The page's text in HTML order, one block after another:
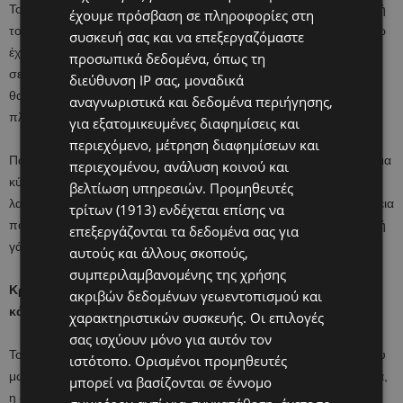
Το ραπανάκι που βρίσκεται την άνοιξη και το καλοκαίρι στην εποχή
του, είναι πλούσιο σε βιταμίνη C που δυναμώνει το μωρό σας, ενώ
έχει περιεκτικότητα και σε ασβέστιο, νάτριο, κάλιο, φώσφορο,
σελήνιο κ.ά. Δοκιμάστε να φτιάξετε στο μωρό σας έναν πουρέ που
θα συνδυάζει τα οφέλη του με αυτά του καρότου, το οποίο είναι
πλούσιο σε βιταμίνη A.
Πώς θα τοv φτιάξετε: Ξεφλουδίστε το καρότο και κόψτε το σε σχήμα
κύβου. Κάντε το ίδιο και με το ραπανάκι σας. Βράστε και τα δυο
λαχανικά μαζί μέχρι να γίνουν πιο τρυφερά και κάντε τα στη συνέχεια
πουρέ με το μπλέντερ, προσθέτοντας στο μείγμα βρασμένο νερό ή
γάλα και λίγες σταγόνες χυμό λεμονιού
Κρεατοχορτόσουπα με μελιτζάνα για πρωτεΐνη, ασβέστιο,
κάλιο και σίδηρο
Το κρέας σε αυτή την ηλικία είναι απαραίτητο για την ανάπτυξη του
μωρού σας. Γιατί, όμως, να μην του προσθέσετε και λίγη μελιτζάνα,
η οποία βρίσκεται στα… πάνω της εν μέσω καλοκαιριού; Με
έχουμε πρόσβαση σε πληροφορίες στη
συσκευή σας και να επεξεργαζόμαστε
προσωπικά δεδομένα, όπως τη
διεύθυνση IP σας, μοναδικά
αναγνωριστικά και δεδομένα περιήγησης,
για εξατομικευμένες διαφημίσεις και
περιεχόμενο, μέτρηση διαφημίσεων και
περιεχομένου, ανάλυση κοινού και
βελτίωση υπηρεσιών. Προμηθευτές
τρίτων (1913) ενδέχεται επίσης να
επεξεργάζονται τα δεδομένα σας για
αυτούς και άλλους σκοπούς,
συμπεριλαμβανομένης της χρήσης
ακριβών δεδομένων γεωεντοπισμού και
χαρακτηριστικών συσκευής. Οι επιλογές
σας ισχύουν μόνο για αυτόν τον
ιστότοπο. Ορισμένοι προμηθευτές
μπορεί να βασίζονται σε έννομο